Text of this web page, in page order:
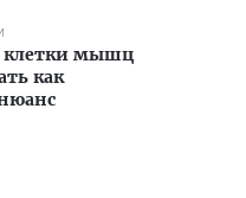
клетки мышц
как